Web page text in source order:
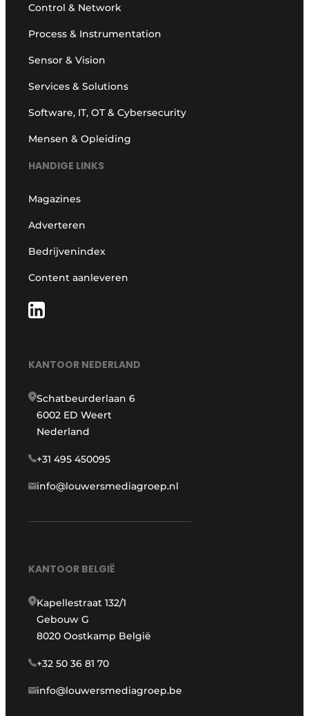
Control & Network
Process & Instrumentation
Sensor & Vision
Services & Solutions
Software, IT, OT & Cybersecurity
Mensen & Opleiding
HANDIGE LINKS
Magazines
Adverteren
Bedrijvenindex
Content aanleveren
KANTOOR NEDERLAND
Schatbeurderlaan 6
6002 ED Weert
Nederland
+31 495 450095
info@louwersmediagroep.nl
KANTOOR BELGIË
Kapellestraat 132/1
Gebouw G
8020 Oostkamp België
+32 50 36 81 70
info@louwersmediagroep.be